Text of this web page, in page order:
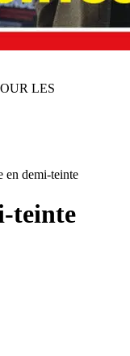
LES
en demi-teinte
teinte